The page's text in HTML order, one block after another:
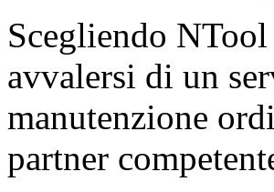
Scegliendo
avvalersi di un
manutenzione
partner